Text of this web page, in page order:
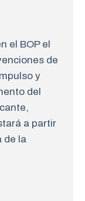
el BOP el
de
y
del
a partir
de la